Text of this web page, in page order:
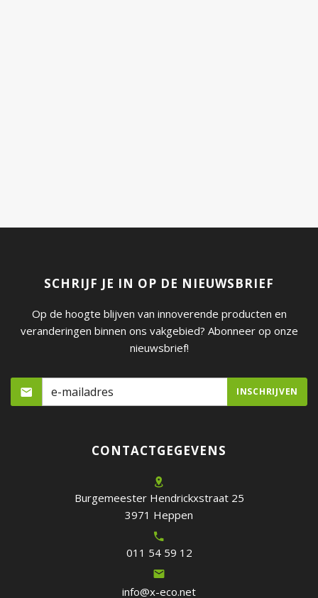
SCHRIJF JE IN OP DE NIEUWSBRIEF
Op de hoogte blijven van innoverende producten en
veranderingen binnen ons vakgebied? Abonneer op onze
nieuwsbrief!
CONTACTGEGEVENS
Burgemeester Hendrickxstraat 25
3971 Heppen
011 54 59 12
info@x-eco.net